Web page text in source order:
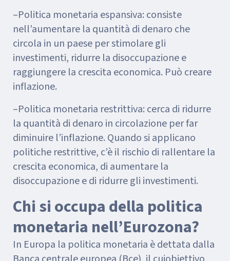
–Politica monetaria espansiva: consiste
nell’aumentare la quantità di denaro che
circola in un paese per stimolare gli
investimenti, ridurre la disoccupazione e
raggiungere la crescita economica. Può creare
inflazione.
–Politica monetaria restrittiva: cerca di ridurre
la quantità di denaro in circolazione per far
diminuire l’inflazione. Quando si applicano
politiche restrittive, c’è il rischio di rallentare la
crescita economica, di aumentare la
disoccupazione e di ridurre gli investimenti.
Chi si occupa della politica
monetaria nell’Eurozona?
In Europa la politica monetaria è dettata dalla